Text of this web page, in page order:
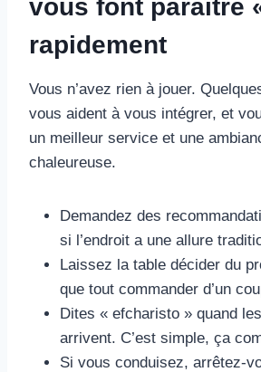
vous font paraître
rapidement
Vous n’avez rien à jouer.
vous aident à vous intégrer, et
un meilleur service et une
chaleureuse.
Demandez des
si l’endroit a une allure
Laissez la table décider du
que tout commander d’un
Dites « efcharisto » quand
arrivent. C’est simple, ça
Si vous conduisez, arrêtez-